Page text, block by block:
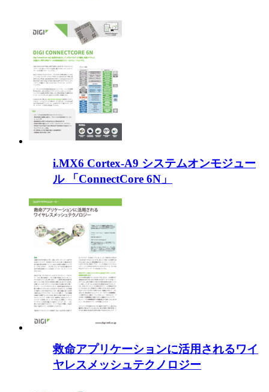
i.MX6 Cortex-A9 システムオンモジュー
ル 「ConnectCore 6N」
救命アプリケーションに活用されるワイ
ヤレスメッシュテクノロジー